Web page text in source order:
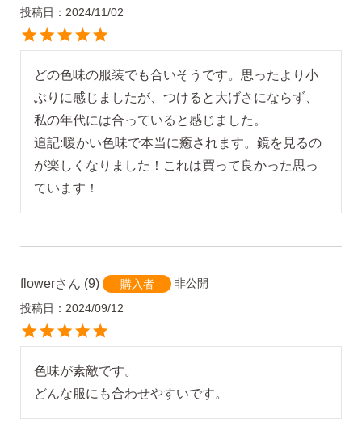
投稿日
2024/11/02
どの色味の服装でも合いそうです。思ったより小
ぶりに感じましたが、つけると大げさにならず、
私の年代には合っていると感じました。
追記:暖かい色味で本当に癒されます。鏡を見るの
が楽しくなりました！これは買って良かった思っ
ています！
flower 9 購入者
非公開
投稿日
2024/09/12
色味が素敵です。
どんな服にも合わせやすいです。